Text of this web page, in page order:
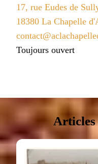
17, rue Eudes de
18380 La Chapelle
Toujours ouvert
Articles